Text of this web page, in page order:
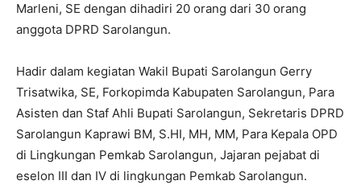
Marleni, SE dengan dihadiri 20 orang dari 30 orang
anggota DPRD Sarolangun.
Hadir dalam kegiatan Wakil Bupati Sarolangun Gerry
Trisatwika, SE, Forkopimda Kabupaten Sarolangun, Para
Asisten dan Staf Ahli Bupati Sarolangun, Sekretaris DPRD
Sarolangun Kaprawi BM, S.HI, MH, MM, Para Kepala OPD
di Lingkungan Pemkab Sarolangun, Jajaran pejabat di
eselon III dan IV di lingkungan Pemkab Sarolangun.